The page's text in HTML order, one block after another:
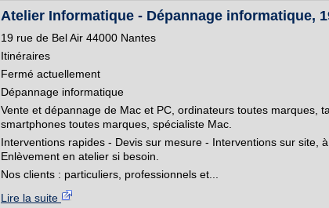
Atelier Informatique - Dépannage informatique,
19 rue de Bel Air 44000 Nantes
Itinéraires
Fermé actuellement
Dépannage informatique
Vente et dépannage de Mac et PC, ordinateurs toutes marques,
smartphones toutes marques, spécialiste Mac.
Interventions rapides - Devis sur mesure - Interventions sur site,
Enlèvement en atelier si besoin.
Nos clients : particuliers, professionnels et...
Lire la suite